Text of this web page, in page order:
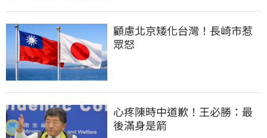
顧慮北京矮化台灣！長崎市惹
眾怒
心疼陳時中道歉！王必勝：最
後滿身是箭